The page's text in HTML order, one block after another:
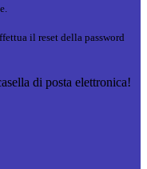
il reset della password
di posta elettronica!